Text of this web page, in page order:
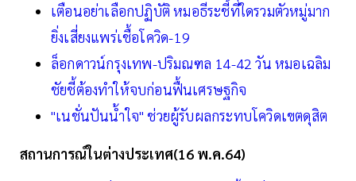
เตือนอย่าเลือกปฏิบัติ หมอธีระชี้ที่ใดรวมตัวหมู่มาก
ยิ่งเสี่ยงแพร่เชื้อโควิด-19
ล็อกดาวน์กรุงเทพ-ปริมณฑล 14-42 วัน หมอเฉลิม
ชัยชี้ต้องทำให้จบก่อนฟื้นเศรษฐกิจ
"เนชั่นปันน้ำใจ" ช่วยผู้รับผลกระทบโควิดเขตดุสิต
สถานการณ์ในต่างประเทศ(16 พ.ค.64)